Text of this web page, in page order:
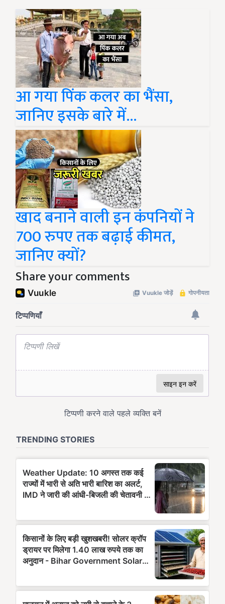
आ गया पिंक कलर का भैंसा,
जानिए इसके बारे में...
खाद बनाने वाली इन कंपनियों ने
700 रुपए तक बढ़ाई कीमत,
जानिए क्यों?
Share your comments